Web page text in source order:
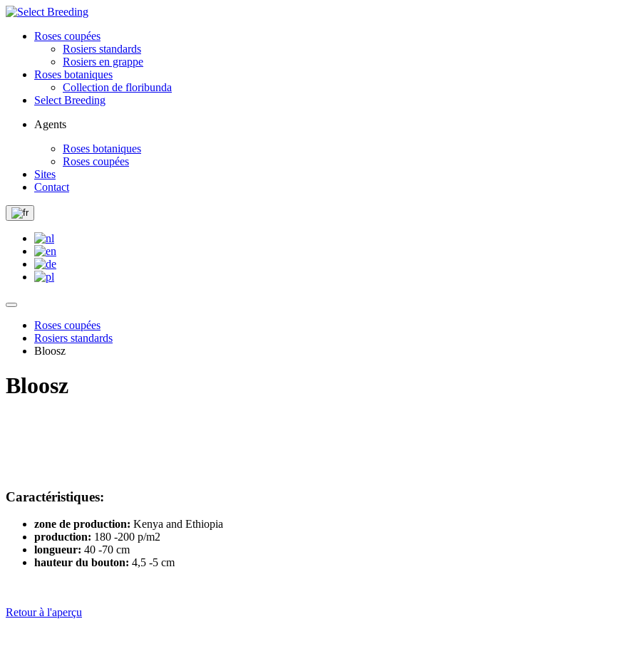
Roses coupées
Rosiers standards
Rosiers en grappe
Roses botaniques
Collection de floribunda
Select Breeding
Agents
Roses botaniques
Roses coupées
Sites
Contact
Roses coupées
Rosiers standards
Bloosz
Bloosz
Caractéristiques:
zone de production: Kenya and Ethiopia
production: 180 -200 p/m2
longueur: 40 -70 cm
hauteur du bouton: 4,5 -5 cm
Retour à l'aperçu